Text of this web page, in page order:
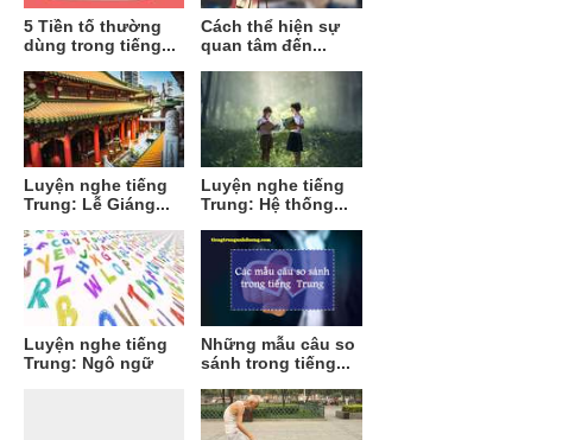
5 Tiền tố thường
dùng trong tiếng...
Cách thể hiện sự
quan tâm đến...
Luyện nghe tiếng
Trung: Lễ Giáng...
Luyện nghe tiếng
Trung: Hệ thống...
Luyện nghe tiếng
Trung: Ngô ngữ
Những mẫu câu so
sánh trong tiếng...